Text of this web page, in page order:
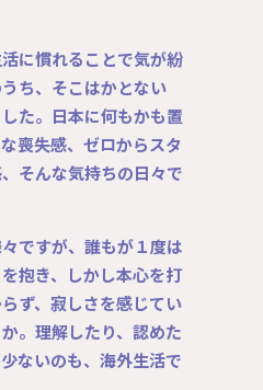
に慣れることで気が紛
ち、そこはかとない
た。日本に何もかも置
喪失感、ゼロからスタ
そんな気持ちの日々で
ですが、誰もが１度は
抱き、しかし本心を打
ず、寂しさを感じてい
。理解したり、認めた
ないのも、海外生活で